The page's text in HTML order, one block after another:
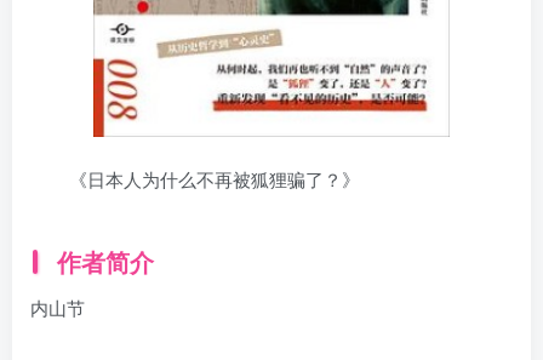
《日本人为什么不再被狐狸骗了？》
作者简介
内山节